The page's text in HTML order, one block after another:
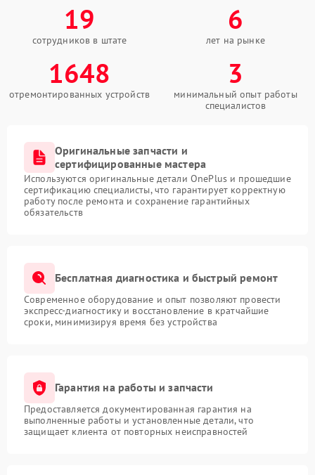
19
сотрудников в штате
6
лет на рынке
1648
отремонтированных устройств
3
минимальный опыт работы
специалистов
Оригинальные запчасти и
сертифицированные мастера
Используются оригинальные детали OnePlus и прошедшие
сертификацию специалисты, что гарантирует корректную
работу после ремонта и сохранение гарантийных
обязательств
Бесплатная диагностика и быстрый ремонт
Современное оборудование и опыт позволяют провести
экспресс-диагностику и восстановление в кратчайшие
сроки, минимизируя время без устройства
Гарантия на работы и запчасти
Предоставляется документированная гарантия на
выполненные работы и установленные детали, что
защищает клиента от повторных неисправностей